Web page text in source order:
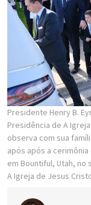
Presidente Henry B.
Presidência de A
observa com sua
após após a
em Bountiful, Utah, no
A Igreja de Jesus